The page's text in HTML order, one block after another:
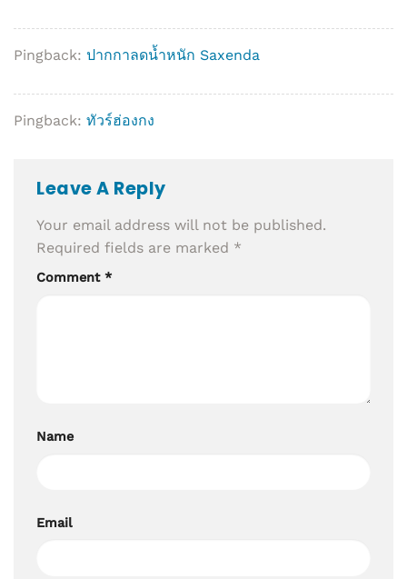
Pingback: ปากกาลดน้ำหนัก Saxenda
Pingback: ทัวร์ฮ่องกง
Leave A Reply
Your email address will not be published.
Required fields are marked *
Comment *
Name
Email